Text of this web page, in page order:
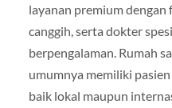
layanan premium
canggih, serta dokter
berpengalaman. Rumah
umumnya memiliki
baik lokal maupun